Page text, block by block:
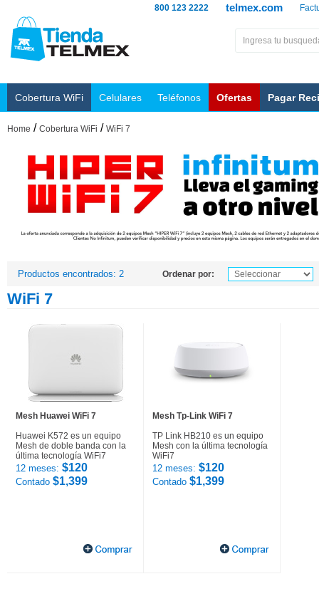
telmex.com
800 123 2222
Cobertura WiFi Celulares Teléfonos Ofertas Pagar
Home / Cobertura WiFi / WiFi 7
Productos encontrados: 2 Ordenar por:
WiFi 7
Mesh Huawei WiFi 7
Huawei K572 es un equipo
Mesh de doble banda con la
última tecnología WiFi7
12 meses: $120
Contado $1,399
Mesh Tp-Link WiFi 7
TP Link HB210 es un equipo
Mesh con la última tecnología
WiFi7
12 meses: $120
Contado $1,399